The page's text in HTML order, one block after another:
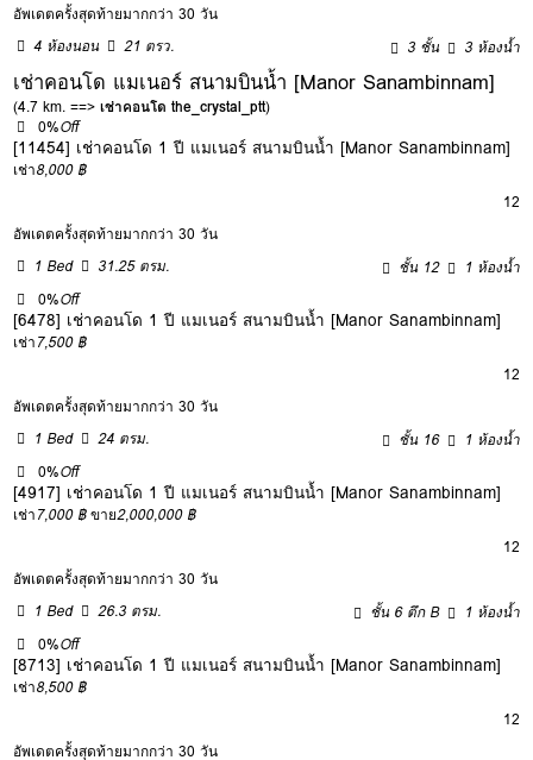
อัพเดตครั้งสุดท้ายมากกว่า 30 วัน
4 ห้องนอน
21 ตรว. 3 ชั้น 3 ห้องน้ำ
เช่าคอนโด แมเนอร์ สนามบินน้ำ [Manor Sanambinnam]
(4.7 km. ==>เช่าคอนโด the_crystal_ptt)
0%Off
[11454] เช่าคอนโด 1 ปี แมเนอร์ สนามบินน้ำ [Manor Sanambinnam]
เช่า8,000 ฿
12
อัพเดตครั้งสุดท้ายมากกว่า 30 วัน
1 Bed
31.25 ตรม. ชั้น 12
1 ห้องน้ำ
0%Off
[6478] เช่าคอนโด 1 ปี แมเนอร์ สนามบินน้ำ [Manor Sanambinnam]
เช่า7,500 ฿
12
อัพเดตครั้งสุดท้ายมากกว่า 30 วัน
1 Bed
24 ตรม. ชั้น 16
1 ห้องน้ำ
0%Off
[4917] เช่าคอนโด 1 ปี แมเนอร์ สนามบินน้ำ [Manor Sanambinnam]
เช่า7,000 ฿ ขาย2,000,000 ฿
12
อัพเดตครั้งสุดท้ายมากกว่า 30 วัน
1 Bed
26.3 ตรม. ชั้น 6 ตึก B
1 ห้องน้ำ
0%Off
[8713] เช่าคอนโด 1 ปี แมเนอร์ สนามบินน้ำ [Manor Sanambinnam]
เช่า8,500 ฿
12
อัพเดตครั้งสุดท้ายมากกว่า 30 วัน